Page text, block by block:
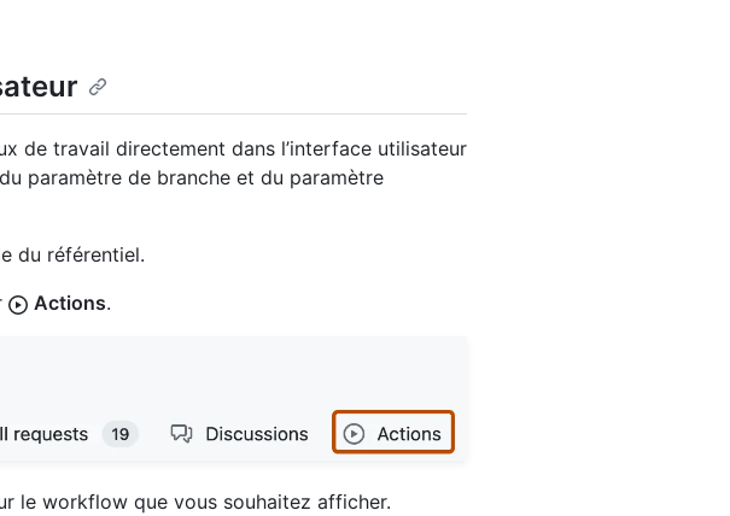
de travail directement dans l’interface utilisateur
paramètre de branche et du paramètre
du référentiel.
Actions.
le workflow que vous souhaitez afficher.